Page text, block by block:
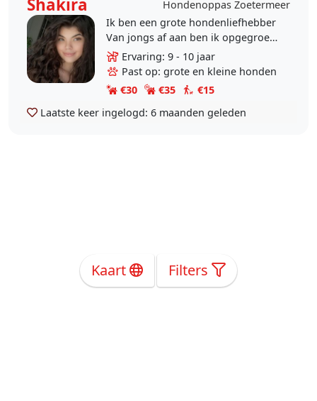
Shakira
Hondenoppas Zoetermeer
Ik ben een grote hondenliefhebber
Van jongs af aan ben ik opgegroeid
met honden. ​Betrouwbaarheid: Ik
volg jouw regels en schema strikt..
Ervaring: 9 - 10 jaar
Past op: grote en kleine honden
€30
€35
€15
Laatste keer ingelogd: 6 maanden geleden
Kaart Filters